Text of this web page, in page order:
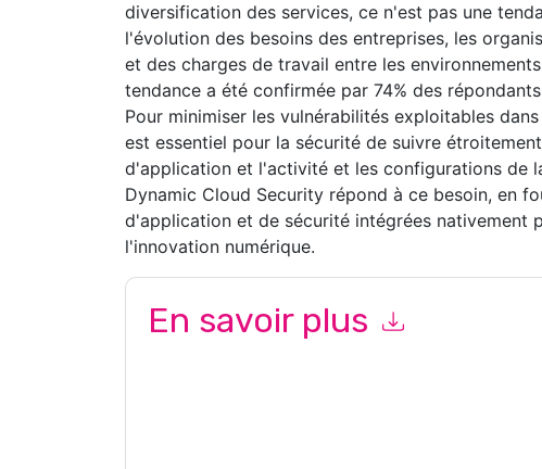
diversification des services, ce n'est pas une
l'évolution des besoins des entreprises, les
et des charges de travail entre les
tendance a été confirmée par 74% des
Pour minimiser les vulnérabilités exploitables
est essentiel pour la sécurité de suivre
d'application et l'activité et les configurations de
Dynamic Cloud Security répond à ce besoin, en
d'application et de sécurité intégrées nativement
l'innovation numérique.
En savoir plus